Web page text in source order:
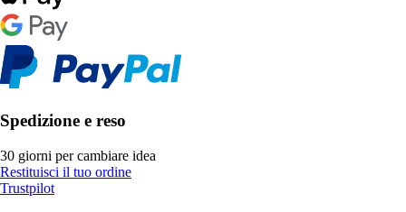
Spedizione e reso
30 giorni per cambiare idea
Restituisci il tuo ordine
Trustpilot